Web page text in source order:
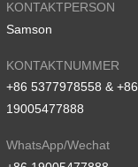
KONTAKTPERSON
Samson
KONTAKTNUMMER
+86 5377978558 & +86
19005477888
WhatsApp/Wechat